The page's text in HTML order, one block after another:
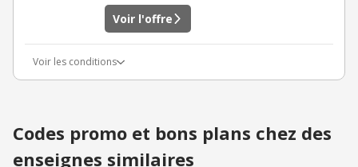
Voir l'offre
Voir les conditions
Codes promo et bons plans chez des
enseignes similaires